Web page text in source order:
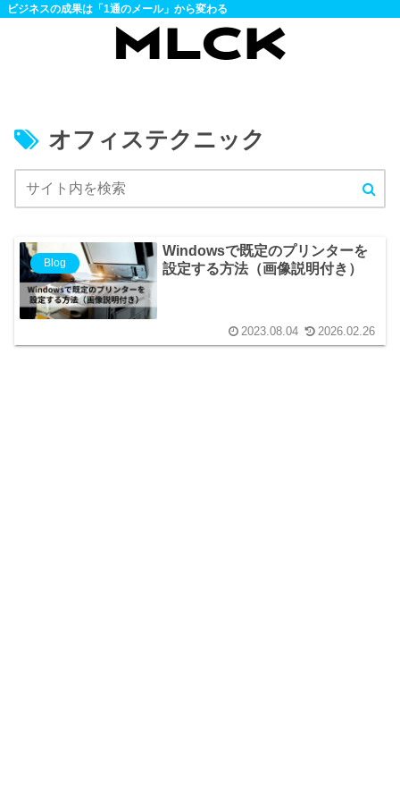
ビジネスの成果は「1通のメール」から変わる
オフィステクニック
Blog
Windowsで既定のプリンターを
設定する方法（画像説明付き）
2023.08.04 2026.02.26